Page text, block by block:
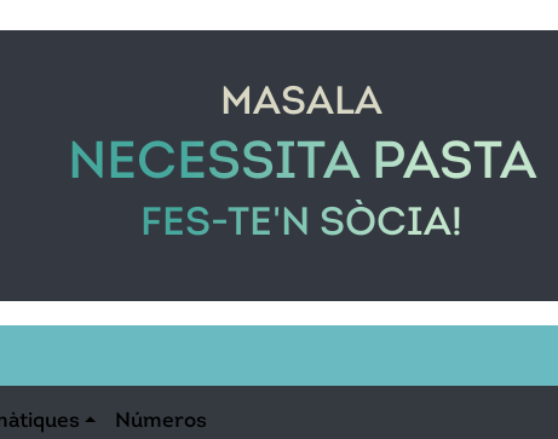
MASALA
NECESSITA PASTA
FES-TE'N SÒCIA!
Números